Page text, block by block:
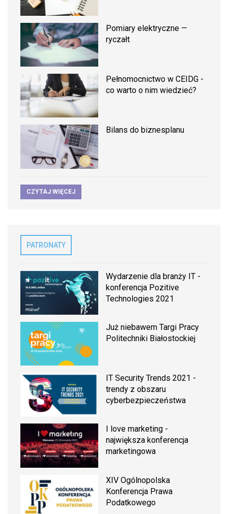
Pomiary elektryczne —
ryczałt
Pełnomocnictwo w CEIDG -
co warto o nim wiedzieć?
Bilans do biznesplanu
CZYTAJ WIĘCEJ
PATRONATY
Wydarzenie dla branży IT -
konferencja Pozitive
Technologies 2021
Już niebawem Targi Pracy
Politechniki Białostockiej
IT Security Trends 2021 -
trendy z obszaru
cyberbezpieczeństwa
I love marketing -
największa konferencja
marketingowa
XIV Ogólnopolska
Konferencja Prawa
Podatkowego